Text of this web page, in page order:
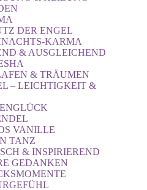
DER ENGEL
KARMA
& AUSGLEICHEND
& TRÄUMEN
– LEICHTIGKEIT &
VANILLE
TANZ
& INSPIRIEREND
GEDANKEN